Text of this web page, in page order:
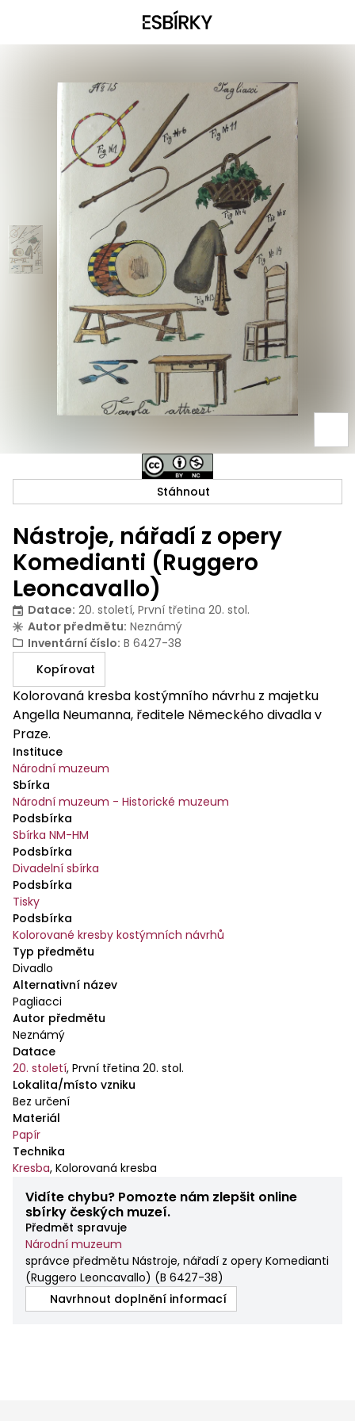
Nástroje, nářadí z opery
Komedianti (Ruggero
Leoncavallo)
Datace: 20. století, První třetina 20. stol.
Autor předmětu: Neznámý
Inventární číslo: B 6427-38
Kopírovat
Kolorovaná kresba kostýmního návrhu z majetku
Angella Neumanna, ředitele Německého divadla v
Praze.
Instituce
Národní muzeum
Sbírka
Národní muzeum - Historické muzeum
Podsbírka
Sbírka NM-HM
Podsbírka
Divadelní sbírka
Podsbírka
Tisky
Podsbírka
Kolorované kresby kostýmních návrhů
Typ předmětu
Divadlo
Alternativní název
Pagliacci
Autor předmětu
Neznámý
Datace
20. století, První třetina 20. stol.
Lokalita/místo vzniku
Bez určení
Materiál
Papír
Technika
Kresba, Kolorovaná kresba
Vidíte chybu? Pomozte nám zlepšit online
sbírky českých muzeí.
Předmět spravuje
Národní muzeum
správce předmětu Nástroje, nářadí z opery Komedianti
(Ruggero Leoncavallo) (B 6427-38)
Navrhnout doplnění informací
Stáhnout